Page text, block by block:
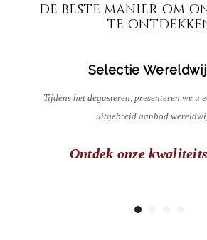
DE BESTE MANIER OM
TE
Selectie
Tijdens het degusteren, presenteren we u
uitgebreid aanbod
Ontdek onze